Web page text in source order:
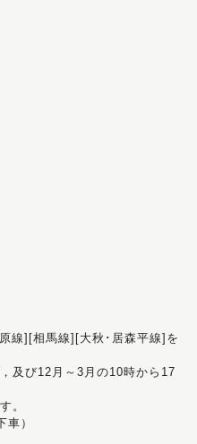
線][相馬線][大秋･居森平線]を
及び12月～3月の10時から17
。
車）